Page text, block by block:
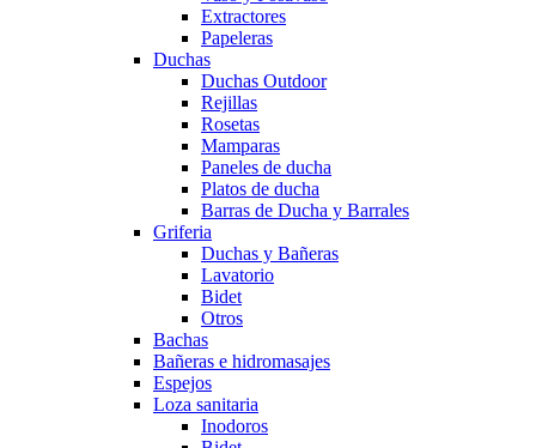
Extractores
Papeleras
Duchas
Duchas Outdoor
Rejillas
Rosetas
Mamparas
Paneles de ducha
Platos de ducha
Barras de Ducha y Barrales
Griferia
Duchas y Bañeras
Lavatorio
Bidet
Otros
Bachas
Bañeras e hidromasajes
Espejos
Loza sanitaria
Inodoros